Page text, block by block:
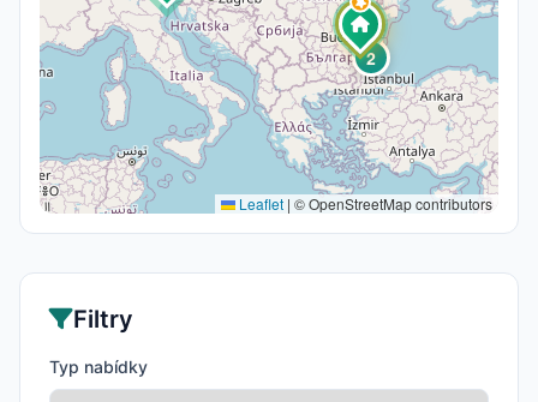
2
Leaflet | © OpenStreetMap contributors
Filtry
Typ nabídky